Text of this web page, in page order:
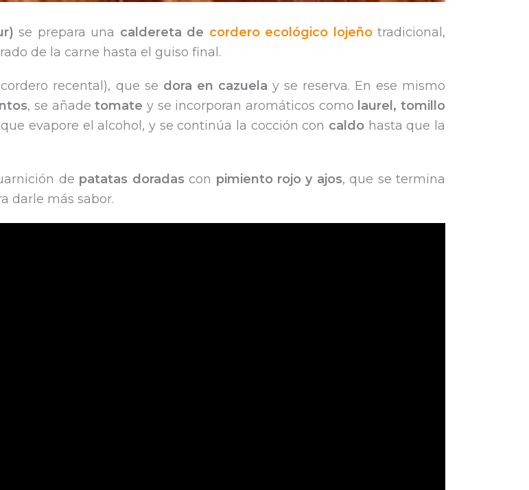
se prepara una caldereta de cordero ecológico lojeñotradicional,
de la carne hasta el guiso final.
recental), que se dora en cazuela y se reserva. En ese mismo
, se añadetomate y se incorporan aromáticos como laurel, tomillo
evapore el alcohol, y se continúa la cocción con caldohasta que la
de patatas doradascon pimiento rojo y ajos, que se termina
darle más sabor.